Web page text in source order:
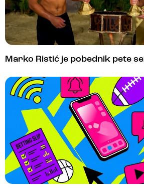
Marko Ristić je pobednik pete